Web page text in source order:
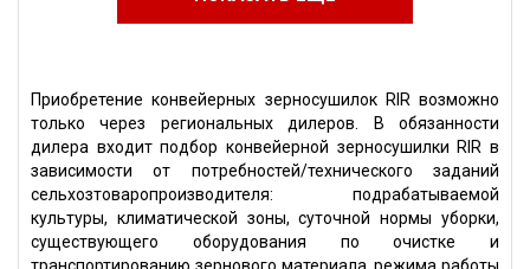
Приобретение конвейерных зерносушилок RIR возможно
только через региональных дилеров. В обязанности
дилера входит подбор конвейерной зерносушилки RIR в
зависимости от потребностей/технического заданий
сельхозтоваропроизводителя: подрабатываемой
культуры, климатической зоны, суточной нормы уборки,
существующего оборудования по очистке и
транспортированию зернового материала, режима работы